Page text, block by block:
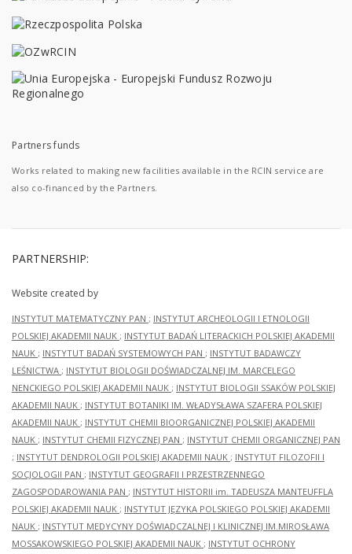
Partners funds
Works related to making new facilities available in the RCIN service are
also co-financed by the Partners.
PARTNERSHIP:
Website created by
INSTYTUT MATEMATYCZNY PAN ; INSTYTUT ARCHEOLOGII I ETNOLOGII
POLSKIEJ AKADEMII NAUK ; INSTYTUT BADAŃ LITERACKICH POLSKIEJ AKADEMII
NAUK ; INSTYTUT BADAŃ SYSTEMOWYCH PAN ; INSTYTUT BADAWCZY
LEŚNICTWA ; INSTYTUT BIOLOGII DOŚWIADCZALNEJ IM. MARCELEGO
NENCKIEGO POLSKIEJ AKADEMII NAUK ; INSTYTUT BIOLOGII SSAKÓW POLSKIEJ
AKADEMII NAUK ; INSTYTUT BOTANIKI IM. WŁADYSŁAWA SZAFERA POLSKIEJ
AKADEMII NAUK ; INSTYTUT CHEMII BIOORGANICZNEJ POLSKIEJ AKADEMII
NAUK ; INSTYTUT CHEMII FIZYCZNEJ PAN ; INSTYTUT CHEMII ORGANICZNEJ PAN
; INSTYTUT DENDROLOGII POLSKIEJ AKADEMII NAUK ; INSTYTUT FILOZOFII I
SOCJOLOGII PAN ; INSTYTUT GEOGRAFII I PRZESTRZENNEGO
ZAGOSPODAROWANIA PAN ; INSTYTUT HISTORII im. TADEUSZA MANTEUFFLA
POLSKIEJ AKADEMII NAUK ; INSTYTUT JĘZYKA POLSKIEGO POLSKIEJ AKADEMII
NAUK ; INSTYTUT MEDYCYNY DOŚWIADCZALNEJ I KLINICZNEJ IM.MIROSŁAWA
MOSSAKOWSKIEGO POLSKIEJ AKADEMII NAUK ; INSTYTUT OCHRONY